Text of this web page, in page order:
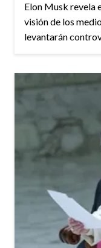
Elon Musk revela
visión de los
levantarán